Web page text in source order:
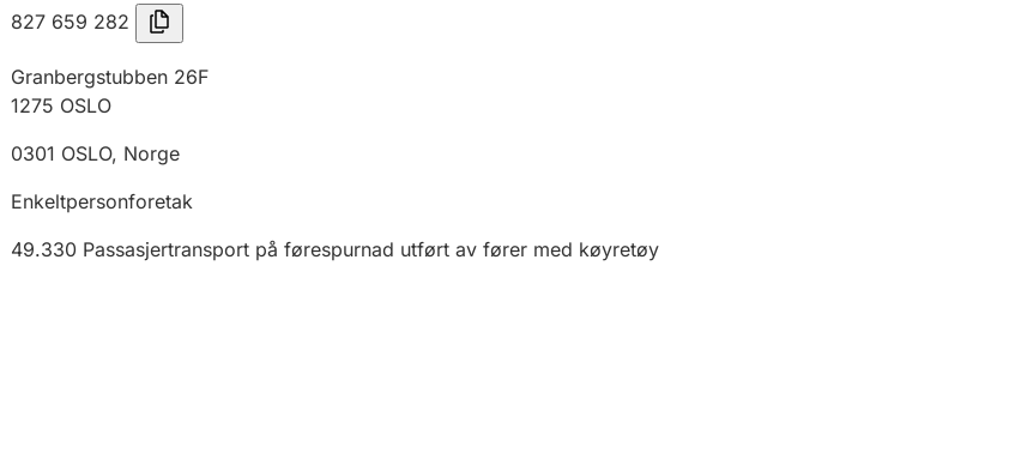
827 659 282
Granbergstubben 26F
1275 OSLO
0301 OSLO, Norge
Enkeltpersonforetak
49.330 Passasjertransport på førespurnad utført av fører med køyretøy